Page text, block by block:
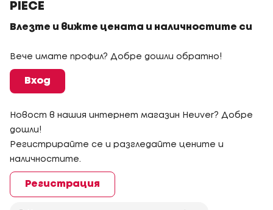
PIECE
Влезте и вижте цената и наличностите си
Вече имате профил? Добре дошли обратно!
Вход
Новост в нашия интернет магазин Heuver? Добре
дошли!
Регистрирайте се и разгледайте цените и
наличностите.
Регистрация